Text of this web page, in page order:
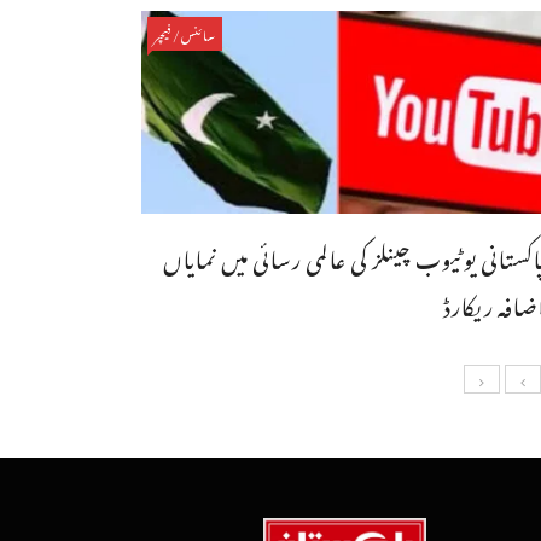
سائنس/فیچر
یوٹیوب چینلز کی عالمی رسائی میں نمایاں
ریکارڈ